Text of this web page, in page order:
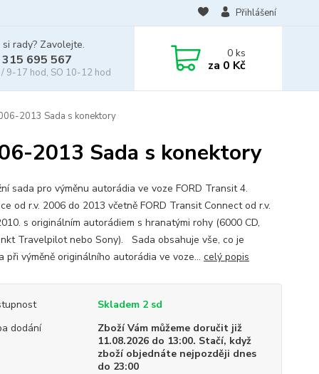
Přihlášení
rady? Zavolejte.
695 567
/ 9-17 hod, SO 10-12 hod
0ks
za 0 Kč
2013 Sada s konektory
2013 Sada s konektory
sada pro výměnu autorádia ve voze FORD Transit 4.
od r.v. 2006 do 2013 včetně FORD Transit Connect od r.v.
s originálním autorádiem s hranatými rohy (6000 CD,
Travelpilot nebo Sony). Sada obsahuje vše, co je
při výměně originálního autorádia ve voze... celý popis
Skladem 2 sd
dodání
Zboží Vám můžeme doručit již
11.08.2026 do 13:00. Stačí, když
zboží objednáte nejpozději dnes
do 23:00